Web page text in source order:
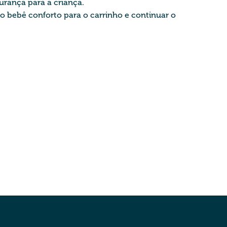
para a criança.
o bebê conforto para o carrinho e continuar o